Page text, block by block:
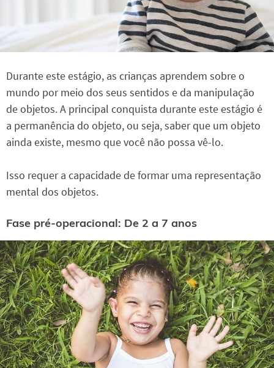
Durante este estágio, as crianças aprendem sobre o
mundo por meio dos seus sentidos e da manipulação
de objetos. A principal conquista durante este estágio é
a permanência do objeto, ou seja, saber que um objeto
ainda existe, mesmo que você não possa vê-lo.
Isso requer a capacidade de formar uma representação
mental dos objetos.
Fase pré-operacional: De 2 a 7 anos